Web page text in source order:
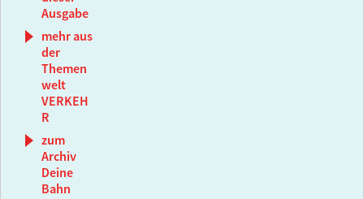
Ausgabe
mehr aus
der
Themen
welt
VERKEH
R
zum
Archiv
Deine
Bahn